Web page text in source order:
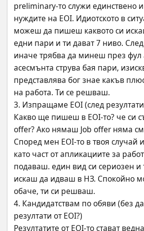
preliminarу-то служи единствено
нуждите на EOI. Идиотското в
можеш да пишеш каквото си
едни пари и ти дават 7 ниво.
иначе трябва да минеш през фул
асесмънта струва бая пари,
представлява бог знае какъв
на работа. Ти се решваш.
3. Изпращаме EOI (след
Какво ще пишеш в EOI-то? че си
offer? Ако нямаш Job offer няма
Според мен EOI-то в твоя случай
като част от апликациите за
подаваш. един вид си сериозен и
искаш да идваш в НЗ. Спокойно
обаче, ти си решваш.
4. Кандидатствам по обяви (без
резултати от EOI?)
Резултатите от EOI-то стават